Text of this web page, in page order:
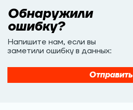
Обнаружили
ошибку?
Напишите нам, если вы
заметили ошибку в данных:
Отправить